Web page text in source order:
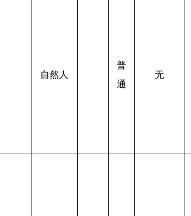
自然人
普
通
无